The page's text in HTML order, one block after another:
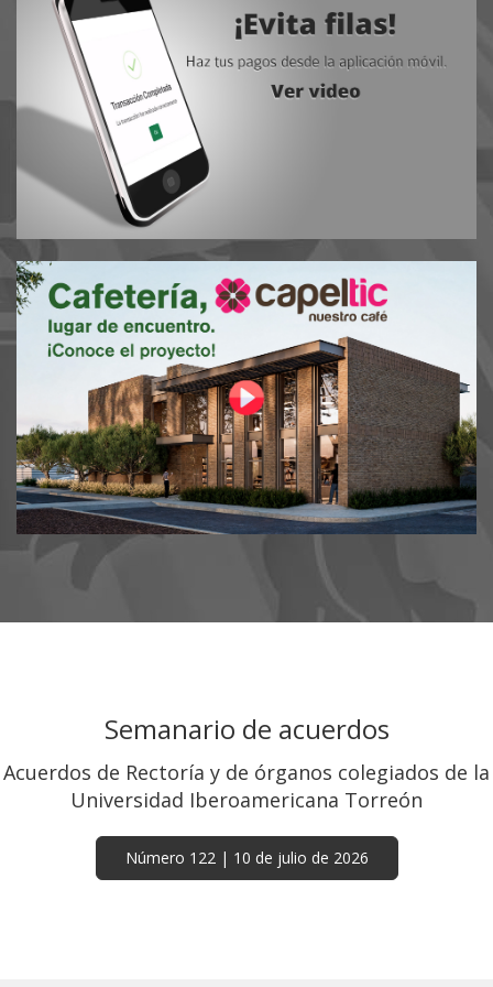
-
Andanza de la Ibero Torreón
Cuarenta años de incidir en La Laguna
Descarga ya la aplicación
Iberomáforo.
Monitorea el índice ultravioleta.
Calculadora Licenciatura
Consultar fácilmente la colegiatura a pagar
Promoción del Paquete de
Titulación para Egresados
“Magnifica humanitas”
Sobre la custodia de la persona humana en
Semanario de acuerdos
Acuerdos de Rectoría y de órganos colegiados de la
Universidad Iberoamericana Torreón
Número 122 | 10 de julio de 2026